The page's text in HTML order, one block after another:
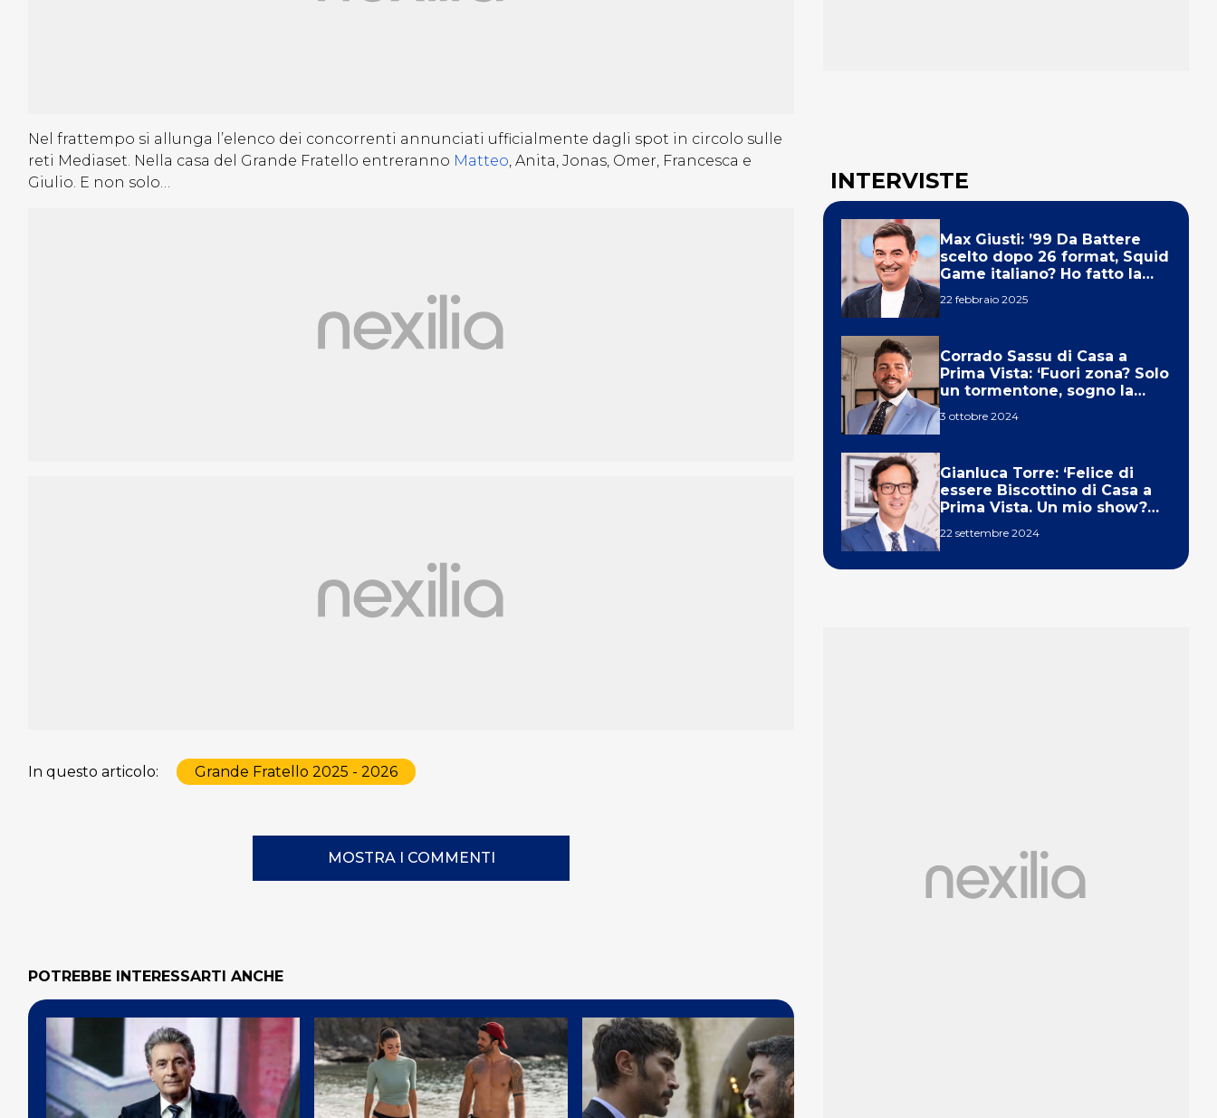
Nel frattempo si allunga l’elenco dei concorrenti annunciati ufficialmente dagli spot in circolo sulle
reti Mediaset. Nella casa del Grande Fratello entreranno Matteo, Anita, Jonas, Omer, Francesca e
Giulio. E non solo…
In questo articolo: Grande Fratello 2025 - 2026
MOSTRA I COMMENTI
POTREBBE INTERESSARTI ANCHE
INTERVISTE
Max Giusti: ’99 Da Battere
scelto dopo 26 format, Squid
Game italiano? Ho fatto la
22 febbraio 2025
Corrado Sassu di Casa a
Prima Vista: ‘Fuori zona? Solo
un tormentone, sogno la
3 ottobre 2024
Gianluca Torre: ‘Felice di
essere Biscottino di Casa a
Prima Vista. Un mio show?
22 settembre 2024